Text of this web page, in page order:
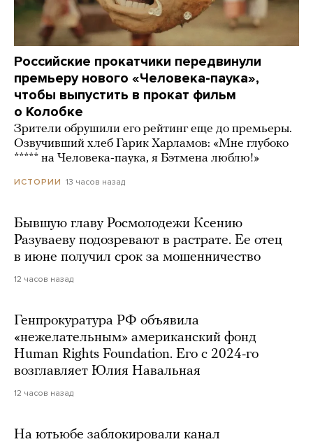
Российские прокатчики передвинули
премьеру нового «Человека-паука»,
чтобы выпустить в прокат фильм
о Колобке
Зрители обрушили его рейтинг еще до премьеры.
Озвучивший хлеб Гарик Харламов: «Мне глубоко
***** на Человека-паука, я Бэтмена люблю!»
ИСТОРИИ 13 часов назад
Бывшую главу Росмолодежи Ксению
Разуваеву подозревают в растрате. Ее отец
в июне получил срок за мошенничество
12 часов назад
Генпрокуратура РФ объявила
«нежелательным» американский фонд
Human Rights Foundation. Его с 2024-го
возглавляет Юлия Навальная
12 часов назад
На ютьюбе заблокировали канал